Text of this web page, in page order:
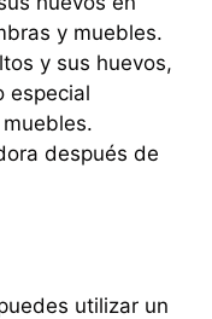
y muebles.
y sus huevos,
especial
después de
utilizar un